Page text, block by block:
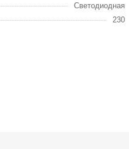
Светодиодная
230